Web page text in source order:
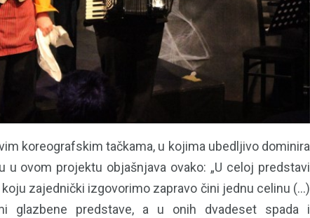
koreografskim tačkama, u kojima ubedljivo dominira
u ovom projektu objašnjava ovako: „U celoj predstavi
zajednički izgovorimo zapravo čini jednu celinu (...)
glazbene predstave, a u onih dvadeset spada i